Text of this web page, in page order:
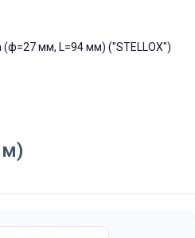
(ф=27 мм, L=94 мм) ("STELLOX")